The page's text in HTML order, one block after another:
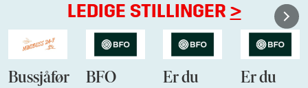
LEDIGE STILLINGER >
Bussjåfør
BFO
Er du
Er du